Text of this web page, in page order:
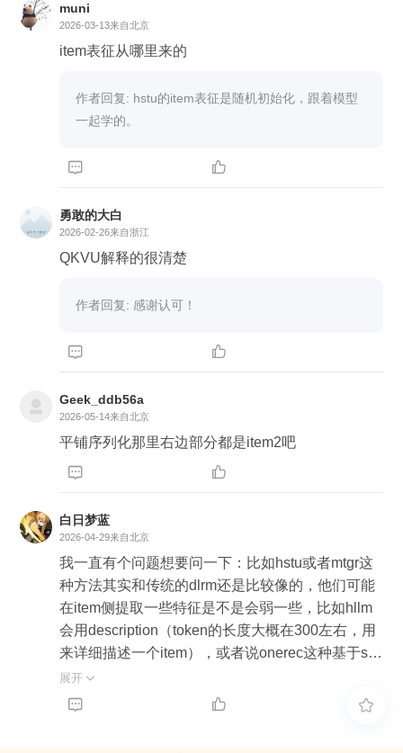
完全替代现有方法仍需进一步验证。
muni
2026-03-13来自北京
item表征从哪里来的
作者回复: hstu的item表征是随机初始化，跟着模型
一起学的。
 
勇敢的大白
2026-02-26来自浙江
QKVU解释的很清楚
作者回复: 感谢认可！
 
Geek_ddb56a
2026-05-14来自北京
平铺序列化那里右边部分都是item2吧
 
白日梦蓝
2026-04-29来自北京
我一直有个问题想要问一下：比如hstu或者mtgr这
种方法其实和传统的dlrm还是比较像的，他们可能
在item侧提取一些特征是不是会弱一些，比如hllm
会用description（token的长度大概在300左右，用
来详细描述一个item），或者说onerec这种基于sid
的也是可以基于description生成sid，item表征能力
会强一些。 但是传统的dlrm他是基于hash id embe
展开 
  